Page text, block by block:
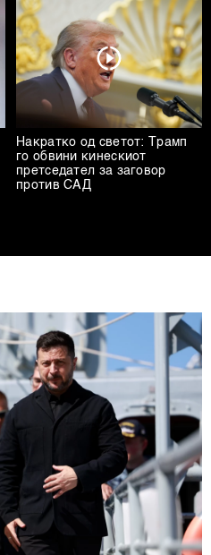
Накратко од светот: Трамп
го обвини кинескиот
претседател за заговор
против САД